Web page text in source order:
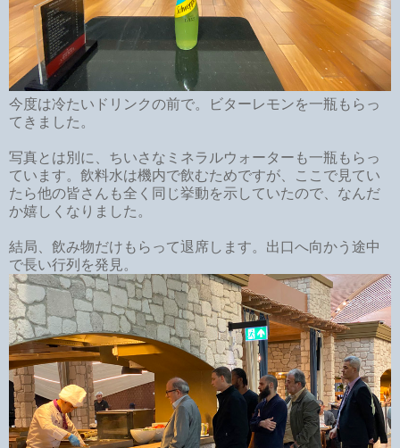
今度は冷たいドリンクの前で。ビターレモンを一瓶もらっ
てきました。
写真とは別に、ちいさなミネラルウォーターも一瓶もらっ
ています。飲料水は機内で飲むためですが、ここで見てい
たら他の皆さんも全く同じ挙動を示していたので、なんだ
か嬉しくなりました。
結局、飲み物だけもらって退席します。出口へ向かう途中
で長い行列を発見。